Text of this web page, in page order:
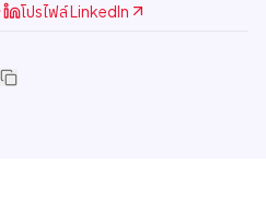
โปรไฟล์ LinkedIn